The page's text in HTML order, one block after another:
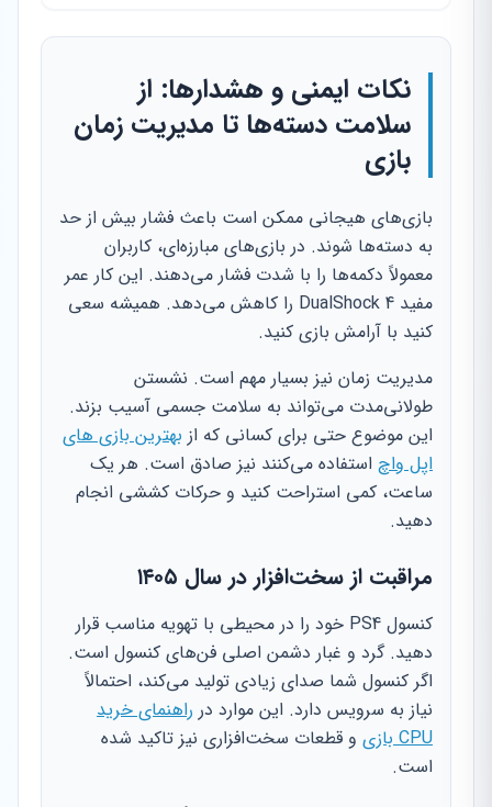
نکات ایمنی و هشدارها: از
سلامت دسته‌ها تا مدیریت زمان
بازی
بازی‌های هیجانی ممکن است باعث فشار بیش از حد
به دسته‌ها شوند. در بازی‌های مبارزه‌ای، کاربران
معمولاً دکمه‌ها را با شدت فشار می‌دهند. این کار عمر
مفید DualShock 4 را کاهش می‌دهد. همیشه سعی
کنید با آرامش بازی کنید.
مدیریت زمان نیز بسیار مهم است. نشستن
طولانی‌مدت می‌تواند به سلامت جسمی آسیب بزند.
این موضوع حتی برای کسانی که از بهترین بازی های
اپل واچ استفاده می‌کنند نیز صادق است. هر یک
ساعت، کمی استراحت کنید و حرکات کششی انجام
دهید.
مراقبت از سخت‌افزار در سال ۱۴۰۵
کنسول PS4 خود را در محیطی با تهویه مناسب قرار
دهید. گرد و غبار دشمن اصلی فن‌های کنسول است.
اگر کنسول شما صدای زیادی تولید می‌کند، احتمالاً
نیاز به سرویس دارد. این موارد در راهنمای خرید
CPU بازی
و قطعات سخت‌افزاری نیز تاکید شده
است.